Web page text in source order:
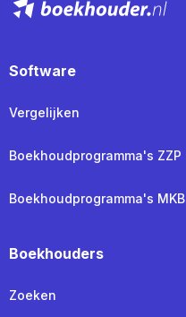
Software
Vergelijken
Boekhoudprogramma's ZZP
Boekhoudprogramma's MKB
Boekhouders
Zoeken